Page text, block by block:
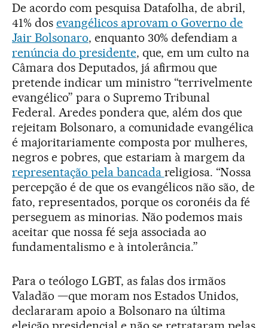
De acordo com pesquisa Datafolha, de abril,
41% dos evangélicos aprovam o Governo de
Jair Bolsonaro, enquanto 30% defendiam a
renúncia do presidente, que, em um culto na
Câmara dos Deputados, já afirmou que
pretende indicar um ministro “terrivelmente
evangélico” para o Supremo Tribunal
Federal. Aredes pondera que, além dos que
rejeitam Bolsonaro, a comunidade evangélica
é majoritariamente composta por mulheres,
negros e pobres, que estariam à margem da
representação pela bancada religiosa. “Nossa
percepção é de que os evangélicos não são, de
fato, representados, porque os coronéis da fé
perseguem as minorias. Não podemos mais
aceitar que nossa fé seja associada ao
fundamentalismo e à intolerância.”
Para o teólogo LGBT, as falas dos irmãos
Valadão —que moram nos Estados Unidos,
declararam apoio a Bolsonaro na última